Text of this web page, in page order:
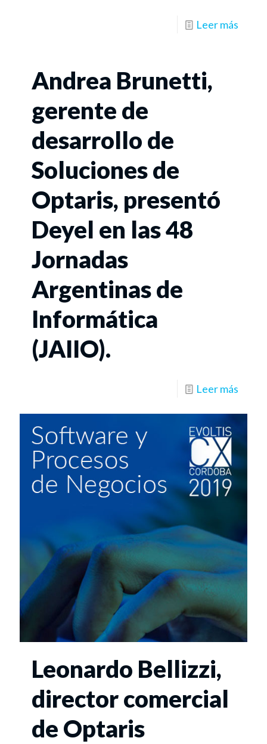
Leer más
Andrea Brunetti,
gerente de
desarrollo de
Soluciones de
Optaris, presentó
Deyel en las 48
Jornadas
Argentinas de
Informática
(JAIIO).
Leer más
Leonardo Bellizzi,
director comercial
de Optaris